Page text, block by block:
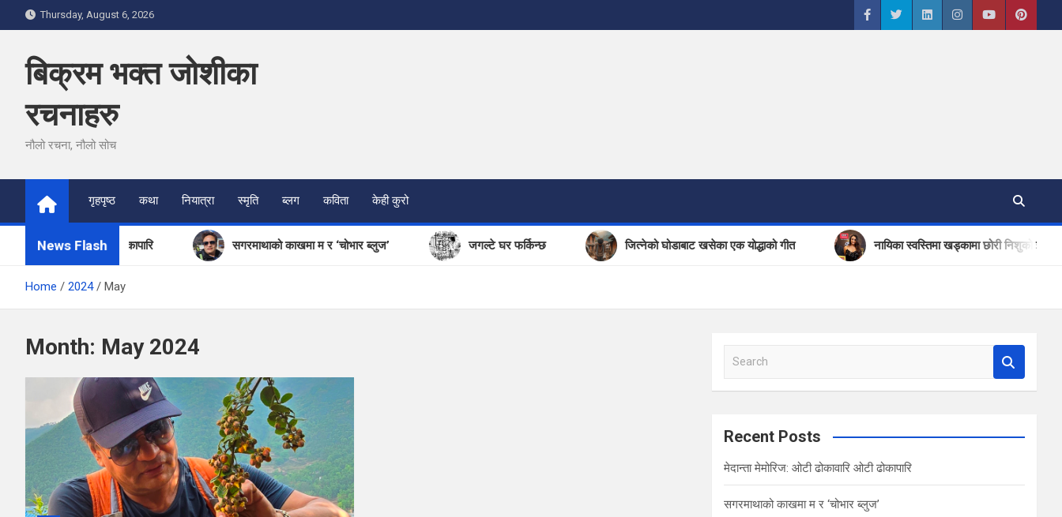
to
Thursday, August 6, 2026
बिक्रम भक्त जोशीका
रचनाहरु
नौलो रचना, नौलो सोच
गृहपृष्ठ कथा नियात्रा स्मृति ब्लग कविता केही कुरो
News Flash
ओटी ढोकावारि ओटी ढोकापारि सगरमाथाको काखमा म र ‘चोभार ब्लुज’ जगल्टे घर फर्किन्छ जित्नेको घोडाबाट खसेका एक योद्धाको गीत नायिका स्वस्तिमा खड्कामा छोरी निशुको झल्को…
Home 2024 May
Month: May 2024
a
c
Recent Posts
मेदान्ता मेमोरिज: ओटी ढोकावारि ओटी ढोकापारि
सगरमाथाको काखमा म र ‘चोभार ब्लुज’